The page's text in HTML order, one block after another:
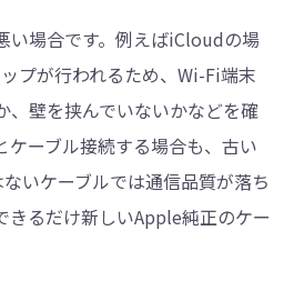
い場合です。例えばiCloudの場
プが行われるため、Wi-Fi端末
、壁を挟んでいないかなどを確
ケーブル接続する場合も、古い
いケーブルでは通信品質が落ち
きるだけ新しいApple純正のケー